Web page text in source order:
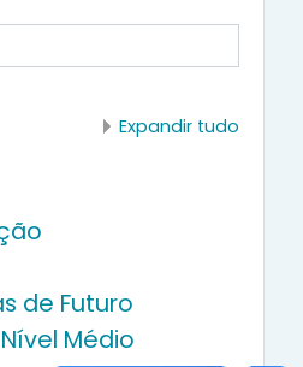
Expandir tudo
de Futuro
Médio